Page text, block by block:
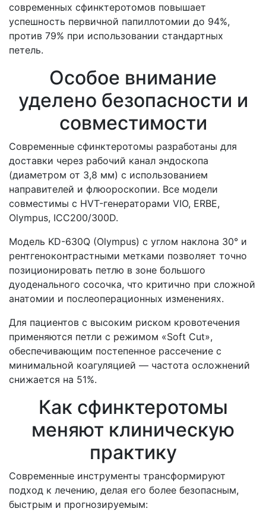
современных сфинктеротомов повышает
успешность первичной папиллотомии до 94%,
против 79% при использовании стандартных
петель.
Особое внимание
уделено безопасности и
совместимости
Современные сфинктеротомы разработаны для
доставки через рабочий канал эндоскопа
(диаметром от 3,8 мм) с использованием
направителей и флюороскопии. Все модели
совместимы с HVT-генераторами VIO, ERBE,
Olympus, ICC200/300D.
Модель KD-630Q (Olympus) с углом наклона 30° и
рентгеноконтрастными метками позволяет точно
позиционировать петлю в зоне большого
дуоденального сосочка, что критично при сложной
анатомии и послеоперационных изменениях.
Для пациентов с высоким риском кровотечения
применяются петли с режимом «Soft Cut»,
обеспечивающим постепенное рассечение с
минимальной коагуляцией — частота осложнений
снижается на 51%.
Как сфинктеротомы
меняют клиническую
практику
Современные инструменты трансформируют
подход к лечению, делая его более безопасным,
быстрым и прогнозируемым: